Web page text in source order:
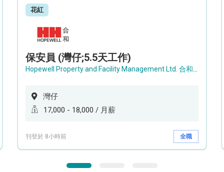
花紅
保安員 (灣仔;5.5天工作)
灣仔
17,000 - 18,000 / 月薪
刊登於 8小時前 全職